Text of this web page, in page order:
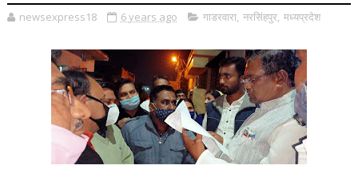
newsexpress18 6 years ago गाडरवारा, नरसिंहपुर, मध्यप्रदेश